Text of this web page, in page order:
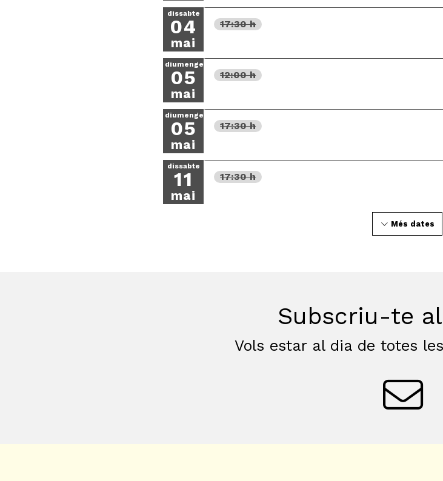
dissabte
04
mai
17:30 h
diumenge
05
mai
12:00 h
diumenge
05
mai
17:30 h
dissabte
11
mai
17:30 h
Més dates
Subscriu-te
Vols estar al dia de totes